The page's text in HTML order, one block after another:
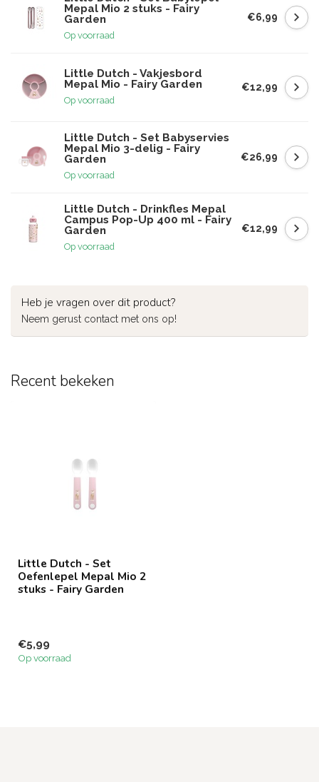
Mepal Mio 2 stuks - Fairy
Garden
Op voorraad
€6,99
Little Dutch - Vakjesbord
Mepal Mio - Fairy Garden
Op voorraad
€12,99
Little Dutch - Set Babyservies
Mepal Mio 3-delig - Fairy
Garden
Op voorraad
€26,99
Little Dutch - Drinkfles Mepal
Campus Pop-Up 400 ml - Fairy
Garden
Op voorraad
€12,99
Heb je vragen over dit product?
Neem gerust contact met ons op!
Recent bekeken
Little Dutch - Set
Oefenlepel Mepal Mio 2
stuks - Fairy Garden
€5,99
Op voorraad